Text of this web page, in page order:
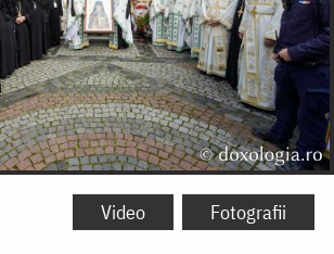
Video Fotografii